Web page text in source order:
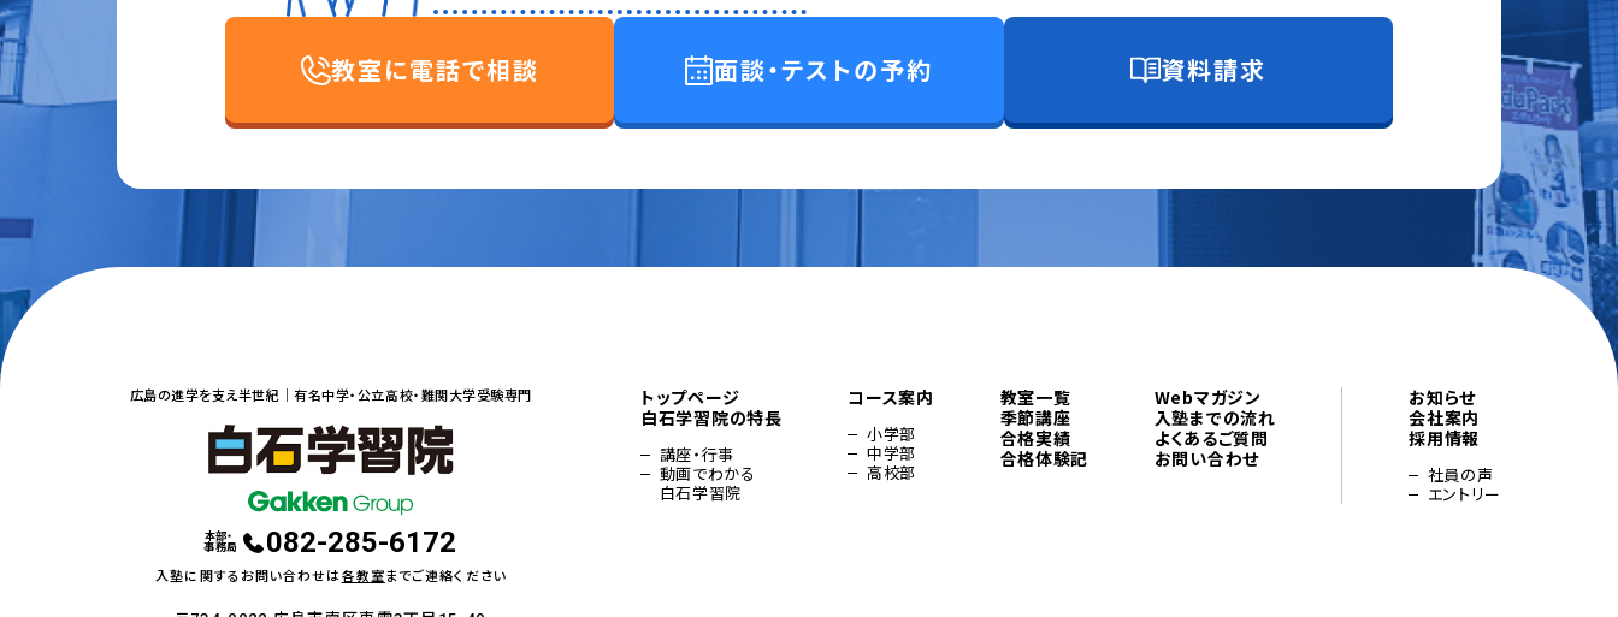
教室に電話で相談 面談・テストの予約 資料請求
広島の進学を支え半世紀｜有名中学・公立高校・難関大学受験専門
本部・
事務局
082-285-6172
入塾に関するお問い合わせは各教室までご連絡ください
トップページ
白石学習院の特長
講座・行事
動画でわかる
白石学習院
コース案内
小学部
中学部
高校部
教室一覧
季節講座
合格実績
合格体験記
Webマガジン
入塾までの流れ
よくあるご質問
お問い合わせ
お知らせ
会社案内
採用情報
社員の声
エントリー